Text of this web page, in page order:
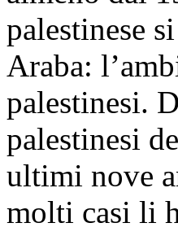
palestinese
Araba:
palestinesi.
palestinesi
ultimi nove
molti casi li